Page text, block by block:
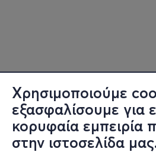
Χρησιμοποιούμε
εξασφαλίσουμε για
κορυφαία εμπειρία
στην ιστοσελίδα